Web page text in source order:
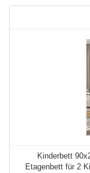
Kinderbett
Etagenbett für 2